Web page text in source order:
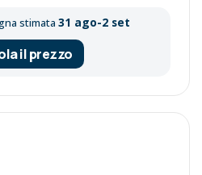
stimata 31 ago-2 set
il prezzo